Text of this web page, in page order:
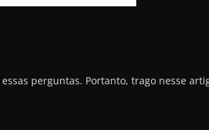
perguntas. Portanto, trago nesse